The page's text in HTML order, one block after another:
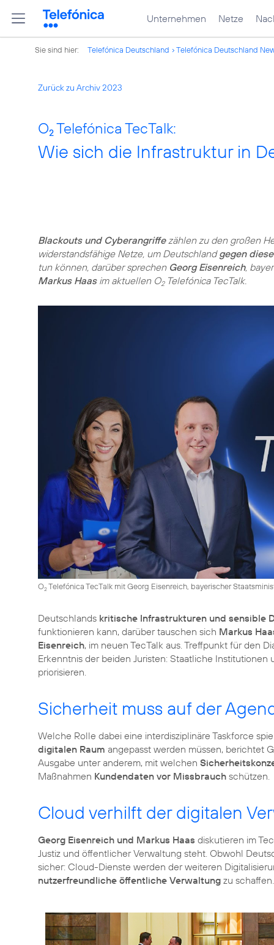
Unternehmen Netze
Sie sind hier: Telefónica Deutschland Telefónica Deutschland
Zurück zu Archiv 2023
O2 Telefónica TecTalk:
Wie sich die Infrastruktur in
Blackouts und Cyberangriffezählen zu den großen
widerstandsfähige Netze, um Deutschlandgegen
tun können, darüber sprechen Georg Eisenreich,
Markus Haasim aktuellen O2Telefónica TecTalk.
O2Telefónica TecTalk mit Georg Eisenreich, bayerischer
Deutschlands kritische Infrastrukturen und sensible
funktionieren kann, darüber tauschen sich Markus
Eisenreich, im neuen TecTalk aus. Treffpunkt für den
Erkenntnis der beiden Juristen: Staatliche
priorisieren.
Sicherheit muss auf der
Welche Rolle dabei eine interdisziplinäre Taskforce
digitalen Raum angepasst werden müssen, berichtet
Ausgabe unter anderem, mit welchen
Maßnahmen Kundendaten vor Missbrauch schützen.
Cloud verhilft der digitalen
Georg Eisenreich und Markus Haas diskutieren im
Justiz und öffentlicher Verwaltung steht. Obwohl
sicher: Cloud-Dienste werden der weiteren
nutzerfreundliche öffentliche Verwaltung zu schaffen.